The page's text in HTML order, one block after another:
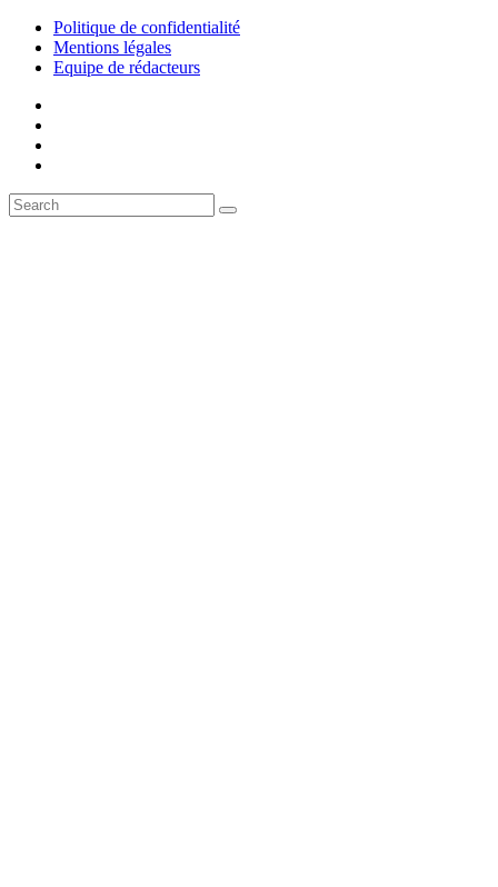
Politique de confidentialité
Mentions légales
Equipe de rédacteurs